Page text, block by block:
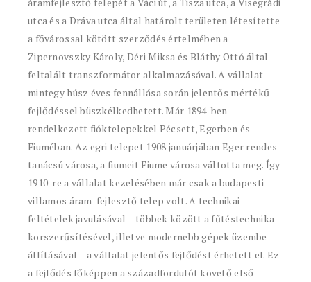
utca és a Dráva utca által határolt területen létesítette
a fővárossal kötött szerződés értelmében a
Zipernovszky Károly, Déri Miksa és Bláthy Ottó által
feltalált transzformátor alkalmazásával. A vállalat
mintegy húsz éves fennállása során jelentős mértékű
fejlődéssel büszkélkedhetett. Már 1894-ben
rendelkezett fióktelepekkel Pécsett, Egerben és
Fiuméban. Az egri telepet 1908 januárjában Eger rendes
tanácsú városa, a fiumeit Fiume városa váltotta meg. Így
1910-re a vállalat kezelésében már csak a budapesti
villamos áram-fejlesztő telep volt. A technikai
feltételek javulásával – többek között a fűtéstechnika
korszerűsítésével, illetve modernebb gépek üzembe
állításával – a vállalat jelentős fejlődést érhetett el. Ez
a fejlődés főképpen a századfordulót követő első